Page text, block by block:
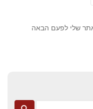
שלי לפעם הבאה